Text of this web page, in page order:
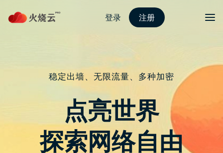
nordvpn 安卓
nordvpn免费
社群开拓是一个商业上的重要学问，从0开始建立新
社群时该如何开拓粉丝？既有社群该如何扩大粉丝群
众？该如何有效活化粉丝互动跟产生有效内容？